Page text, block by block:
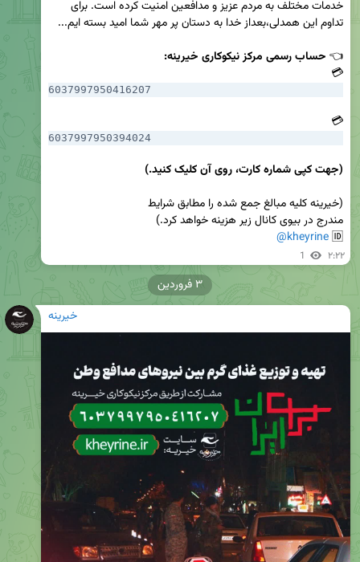
👈 حساب رسمی مرکز نیکوکاری خیرینه:
💳
6037997950416207
💳
6037997950394024
(جهت کپی شماره کارت، روی آن کلیک کنید.)
🆔
@kheyrine
1 ۲:۲۲
خیرینه
۳ فروردین